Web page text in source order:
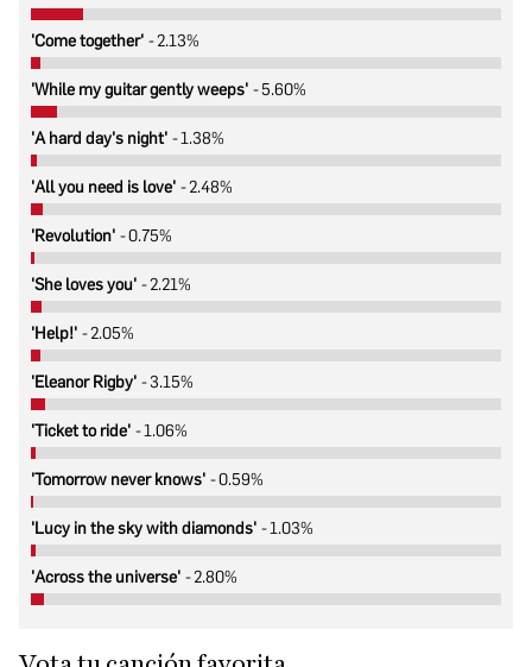
'Come together' 2.13%
'While my guitar gently weeps' 5.60%
'A hard day's night' 1.38%
'All you need is love' 2.48%
'Revolution' 0.75%
'She loves you' 2.21%
'Help!' 2.05%
'Eleanor Rigby' 3.15%
'Ticket to ride' 1.06%
'Tomorrow never knows' 0.59%
'Lucy in the sky with diamonds' 1.03%
'Across the universe' 2.80%